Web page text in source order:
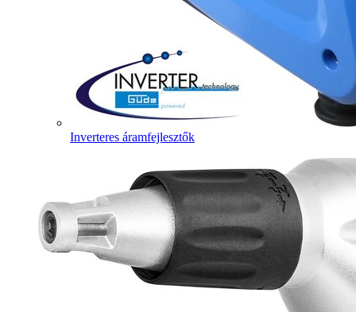
Inverteres áramfejlesztők